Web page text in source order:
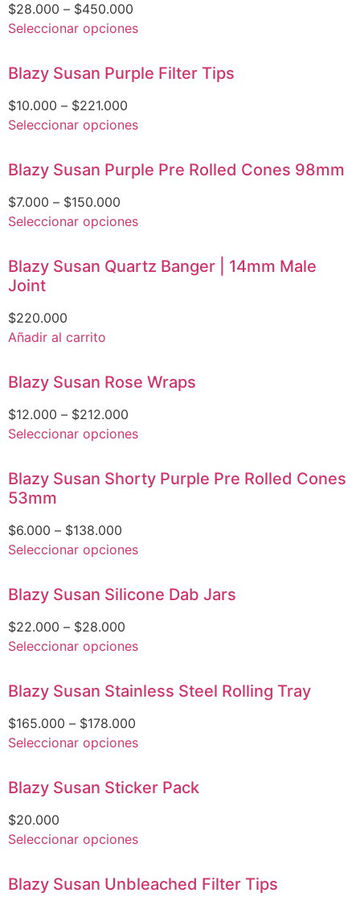
$28.000 – $450.000
Seleccionar opciones
Blazy Susan Purple Filter Tips
$10.000 – $221.000
Seleccionar opciones
Blazy Susan Purple Pre Rolled Cones 98mm
$7.000 – $150.000
Seleccionar opciones
Blazy Susan Quartz Banger | 14mm Male
Joint
$220.000
Añadir al carrito
Blazy Susan Rose Wraps
$12.000 – $212.000
Seleccionar opciones
Blazy Susan Shorty Purple Pre Rolled Cones
53mm
$6.000 – $138.000
Seleccionar opciones
Blazy Susan Silicone Dab Jars
$22.000 – $28.000
Seleccionar opciones
Blazy Susan Stainless Steel Rolling Tray
$165.000 – $178.000
Seleccionar opciones
Blazy Susan Sticker Pack
$20.000
Seleccionar opciones
Blazy Susan Unbleached Filter Tips